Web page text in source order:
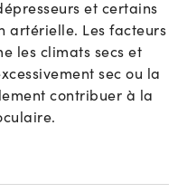
et certains
artérielle. Les facteurs
les climats secs et
sec ou la
contribuer à la